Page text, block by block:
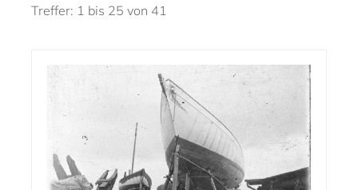
Treffer: 1 bis 25 von 41